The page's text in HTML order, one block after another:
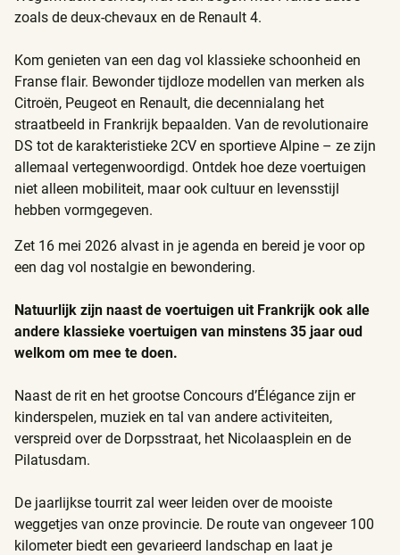
zoals de deux-chevaux en de Renault 4.
Kom genieten van een dag vol klassieke schoonheid en
Franse flair. Bewonder tijdloze modellen van merken als
Citroën, Peugeot en Renault, die decennialang het
straatbeeld in Frankrijk bepaalden. Van de revolutionaire
DS tot de karakteristieke 2CV en sportieve Alpine – ze zijn
allemaal vertegenwoordigd. Ontdek hoe deze voertuigen
niet alleen mobiliteit, maar ook cultuur en levensstijl
hebben vormgegeven.
Zet 16 mei 2026 alvast in je agenda en bereid je voor op
een dag vol nostalgie en bewondering.
Natuurlijk zijn naast de voertuigen uit Frankrijk ook alle
andere klassieke voertuigen van minstens 35 jaar oud
welkom om mee te doen.
Naast de rit en het grootse Concours d’Élégance zijn er
kinderspelen, muziek en tal van andere activiteiten,
verspreid over de Dorpsstraat, het Nicolaasplein en de
Pilatusdam.
De jaarlijkse tourrit zal weer leiden over de mooiste
weggetjes van onze provincie. De route van ongeveer 100
kilometer biedt een gevarieerd landschap en laat je